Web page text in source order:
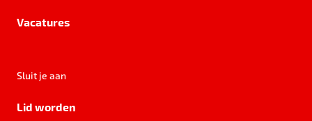
Vacatures
Sluit je aan
Lid worden